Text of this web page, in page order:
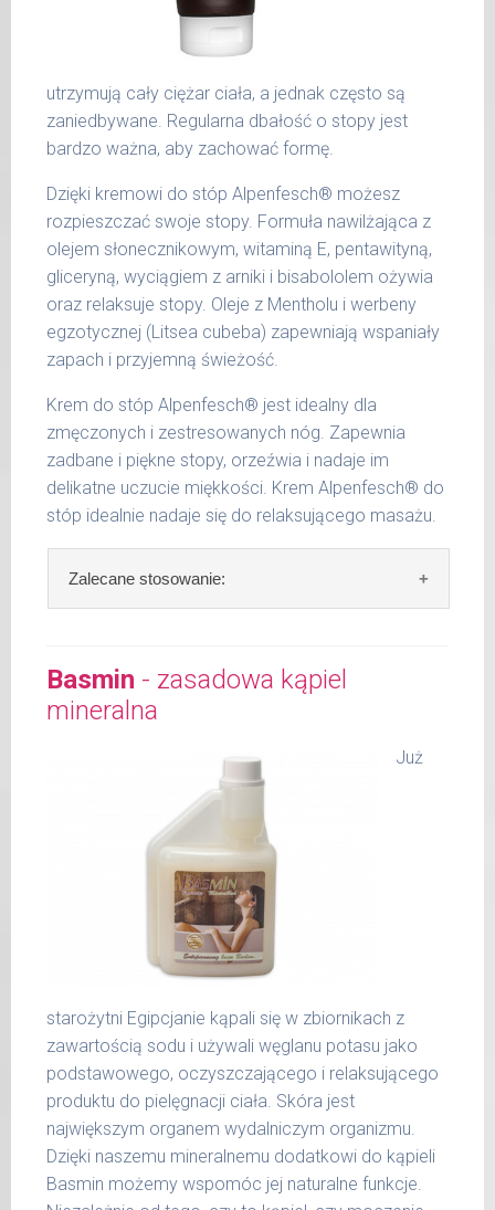
amylowy, wodorotlenek sodu, salicylan
limonen.
utrzymują cały ciężar ciała, a jednak często są
zaniedbywane. Regularna dbałość o stopy jest
bardzo ważna, aby zachować formę.
Dzięki kremowi do stóp Alpenfesch® możesz
rozpieszczać swoje stopy. Formuła nawilżająca z
olejem słonecznikowym, witaminą E, pentawityną,
gliceryną, wyciągiem z arniki i bisabololem ożywia
oraz relaksuje stopy. Oleje z Mentholu i werbeny
egzotycznej (Litsea cubeba) zapewniają wspaniały
zapach i przyjemną świeżość.
Krem do stóp Alpenfesch® jest idealny dla
zmęczonych i zestresowanych nóg. Zapewnia
zadbane i piękne stopy, orzeźwia i nadaje im
delikatne uczucie miękkości. Krem Alpenfesch® do
stóp idealnie nadaje się do relaksującego masażu.
Zalecane stosowanie:
rano i wieczorem lub po kąpieli, prysznicu
kremem do stóp Alpenfesch® i delikatnie
wmasować.
Zawartość: 75 ml /Nr art.: 5105
Basmin - zasadowa kąpiel
mineralna
Już
starożytni Egipcjanie kąpali się w zbiornikach z
zawartością sodu i używali węglanu potasu jako
podstawowego, oczyszczającego i relaksującego
produktu do pielęgnacji ciała. Skóra jest
największym organem wydalniczym organizmu.
Dzięki naszemu mineralnemu dodatkowi do kąpieli
Basmin możemy wspomóc jej naturalne funkcje.